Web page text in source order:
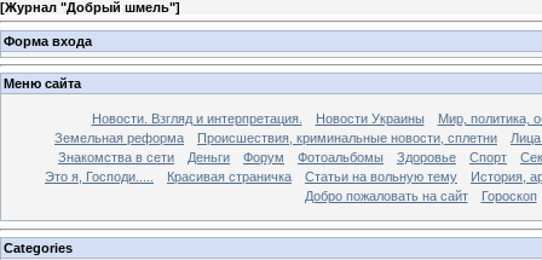
[Журнал "Добрый шмель"]
Форма входа
Меню сайта
Новости. Взгляд и интерпретация. Новости Украины
Мир, политика,
Земельная реформа
Происшествия, криминальные новости, сплетни
Лица
Знакомства в сети
Деньги Форум Фотоальбомы Здоровье Спорт
Это я, Господи.....
Красивая страничка Статьи на вольную тему
История,
Добро пожаловать на сайт
Гороскоп
Categories